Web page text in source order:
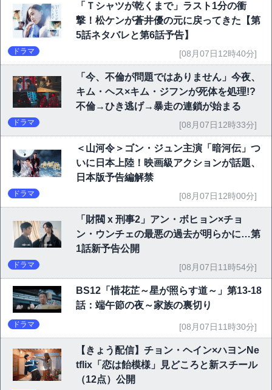
「Ｔシャツが乾くまで」ラスト1分の衝
撃！松ケンが蒼井優の元に戻ってきた【第
5話ネタバレと第6話予告】
ドラマ [08月07日12時40分]
「今、不倫が問題ではありません」今夜、
キム・ヘス×キム・ジフンが死体を処理!?
不倫→ひき逃げ→暴走の連鎖が始まる
ドラマ [08月07日12時33分]
＜山河令＞ゴン・ジュン主演「暗河伝」つ
いに日本上陸！映画級アクションが話題、
日本版予告編解禁
ドラマ [08月07日12時00分]
「財閥 x 刑事2」アン・ボヒョン×チョ
ン・ウンチェの最悪の過去が明らかに…第
1話新予告公開
ドラマ [08月07日11時54分]
BS12「惜花芷～星が照らす道～」第13-18
話：端午節の夜～家族の裏切り
ドラマ [08月07日11時30分]
【きょう配信】チョン・ヘイン×ハヨンNe
tflix「恋は飴模様」見どころと新スチール
（12点）公開